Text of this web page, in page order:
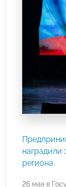
наградили
региона
26 мая в